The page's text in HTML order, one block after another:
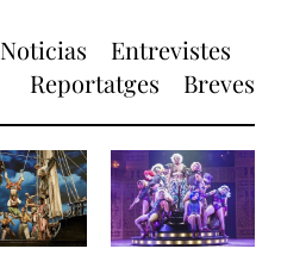
Noticias
Entrevistes
Reportatges
Breves